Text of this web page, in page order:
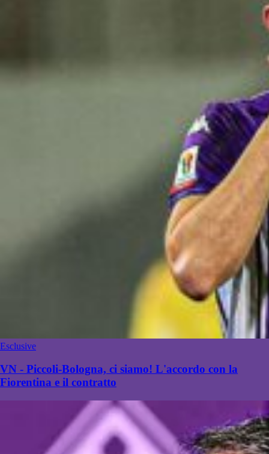
Esclusive
VN - Piccoli-Bologna, ci siamo! L'accordo con la
Fiorentina e il contratto